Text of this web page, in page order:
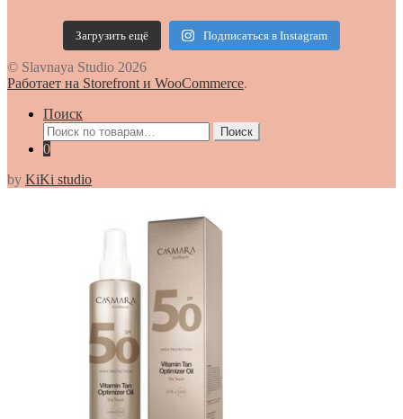
Загрузить ещё Подписаться в Instagram
© Slavnaya Studio 2026
Работает на Storefront и WooCommerce.
Поиск
Искать:
Поиск
0
by KiKi studio